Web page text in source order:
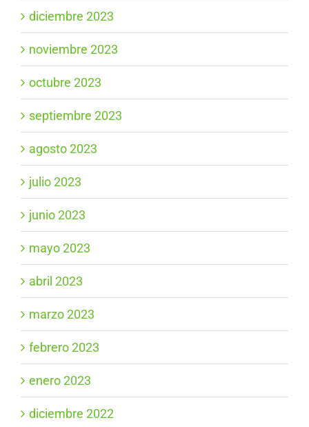
diciembre 2023
noviembre 2023
octubre 2023
septiembre 2023
agosto 2023
julio 2023
junio 2023
mayo 2023
abril 2023
marzo 2023
febrero 2023
enero 2023
diciembre 2022